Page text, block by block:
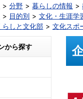
分野 暮らしの情報
目的別 文化・生涯学
らしと文化部 文化スポ
から探す